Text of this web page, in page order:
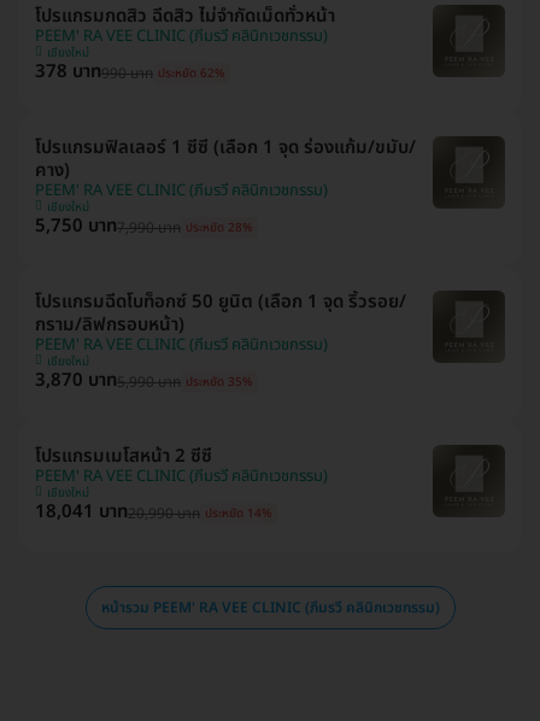
โปรแกรมกดสิว ฉีดสิว ไม่จำกัดเม็ดทั่วหน้า
PEEM' RA VEE CLINIC (ภีมรวี คลินิกเวชกรรม)
เชียงใหม่
378 บาท990 บาท ประหยัด 62%
โปรแกรมฟิลเลอร์ 1 ซีซี (เลือก 1 จุด ร่องแก้ม/ขมับ/
คาง)
PEEM' RA VEE CLINIC (ภีมรวี คลินิกเวชกรรม)
เชียงใหม่
5,750 บาท7,990 บาท ประหยัด 28%
โปรแกรมฉีดโบท็อกซ์ 50 ยูนิต (เลือก 1 จุด ริ้วรอย/
กราม/ลิฟกรอบหน้า)
PEEM' RA VEE CLINIC (ภีมรวี คลินิกเวชกรรม)
เชียงใหม่
3,870 บาท5,990 บาท ประหยัด 35%
โปรแกรมเมโสหน้า 2 ซีซี
PEEM' RA VEE CLINIC (ภีมรวี คลินิกเวชกรรม)
เชียงใหม่
18,041 บาท20,990 บาท ประหยัด 14%
หน้ารวม PEEM' RA VEE CLINIC (ภีมรวี คลินิกเวชกรรม)